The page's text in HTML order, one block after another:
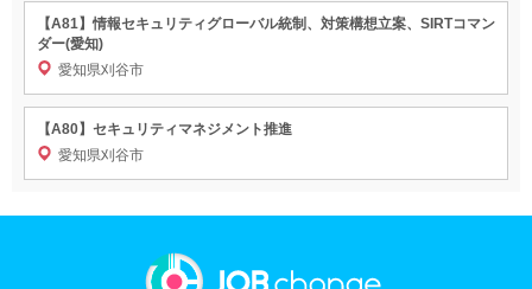
【A81】情報セキュリティグローバル統制、対策構想立案、SIRTコマン
ダー(愛知)
愛知県刈谷市
【A80】セキュリティマネジメント推進
愛知県刈谷市